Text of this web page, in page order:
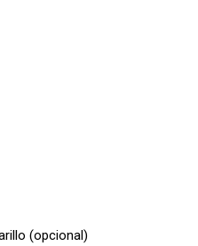
(opcional)